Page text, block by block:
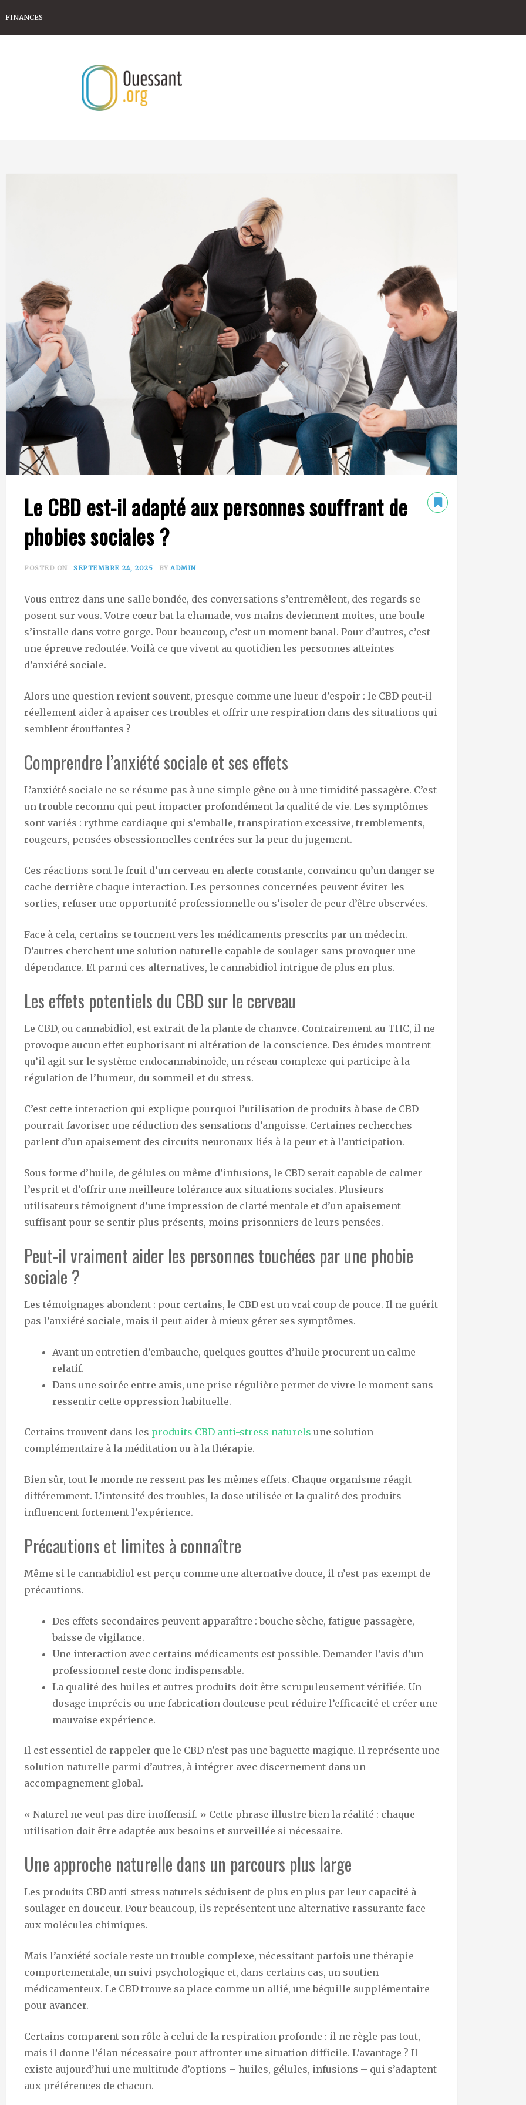
FINANCES
Le CBD est-il adapté aux personnes souffrant de
phobies sociales ?
POSTED ON SEPTEMBRE 24, 2025 BY ADMIN
Vous entrez dans une salle bondée, des conversations s’entremêlent, des regards se
posent sur vous. Votre cœur bat la chamade, vos mains deviennent moites, une boule
s’installe dans votre gorge. Pour beaucoup, c’est un moment banal. Pour d’autres, c’est
une épreuve redoutée. Voilà ce que vivent au quotidien les personnes atteintes
d’anxiété sociale.
Alors une question revient souvent, presque comme une lueur d’espoir : le CBD peut-il
réellement aider à apaiser ces troubles et offrir une respiration dans des situations qui
semblent étouffantes ?
Comprendre l’anxiété sociale et ses effets
L’anxiété sociale ne se résume pas à une simple gêne ou à une timidité passagère. C’est
un trouble reconnu qui peut impacter profondément la qualité de vie. Les symptômes
sont variés : rythme cardiaque qui s’emballe, transpiration excessive, tremblements,
rougeurs, pensées obsessionnelles centrées sur la peur du jugement.
Ces réactions sont le fruit d’un cerveau en alerte constante, convaincu qu’un danger se
cache derrière chaque interaction. Les personnes concernées peuvent éviter les
sorties, refuser une opportunité professionnelle ou s’isoler de peur d’être observées.
Face à cela, certains se tournent vers les médicaments prescrits par un médecin.
D’autres cherchent une solution naturelle capable de soulager sans provoquer une
dépendance. Et parmi ces alternatives, le cannabidiol intrigue de plus en plus.
Les effets potentiels du CBD sur le cerveau
Le CBD, ou cannabidiol, est extrait de la plante de chanvre. Contrairement au THC, il ne
provoque aucun effet euphorisant ni altération de la conscience. Des études montrent
qu’il agit sur le système endocannabinoïde, un réseau complexe qui participe à la
régulation de l’humeur, du sommeil et du stress.
C’est cette interaction qui explique pourquoi l’utilisation de produits à base de CBD
pourrait favoriser une réduction des sensations d’angoisse. Certaines recherches
parlent d’un apaisement des circuits neuronaux liés à la peur et à l’anticipation.
Sous forme d’huile, de gélules ou même d’infusions, le CBD serait capable de calmer
l’esprit et d’offrir une meilleure tolérance aux situations sociales. Plusieurs
utilisateurs témoignent d’une impression de clarté mentale et d’un apaisement
suffisant pour se sentir plus présents, moins prisonniers de leurs pensées.
Peut-il vraiment aider les personnes touchées par une phobie
sociale ?
Les témoignages abondent : pour certains, le CBD est un vrai coup de pouce. Il ne guérit
pas l’anxiété sociale, mais il peut aider à mieux gérer ses symptômes.
Avant un entretien d’embauche, quelques gouttes d’huile procurent un calme
relatif.
Dans une soirée entre amis, une prise régulière permet de vivre le moment sans
ressentir cette oppression habituelle.
Certains trouvent dans les produits CBD anti-stress naturels une solution
complémentaire à la méditation ou à la thérapie.
Bien sûr, tout le monde ne ressent pas les mêmes effets. Chaque organisme réagit
différemment. L’intensité des troubles, la dose utilisée et la qualité des produits
influencent fortement l’expérience.
Précautions et limites à connaître
Même si le cannabidiol est perçu comme une alternative douce, il n’est pas exempt de
précautions.
Des effets secondaires peuvent apparaître : bouche sèche, fatigue passagère,
baisse de vigilance.
Une interaction avec certains médicaments est possible. Demander l’avis d’un
professionnel reste donc indispensable.
La qualité des huiles et autres produits doit être scrupuleusement vérifiée. Un
dosage imprécis ou une fabrication douteuse peut réduire l’efficacité et créer une
mauvaise expérience.
Il est essentiel de rappeler que le CBD n’est pas une baguette magique. Il représente une
solution naturelle parmi d’autres, à intégrer avec discernement dans un
accompagnement global.
« Naturel ne veut pas dire inoffensif. » Cette phrase illustre bien la réalité : chaque
utilisation doit être adaptée aux besoins et surveillée si nécessaire.
Une approche naturelle dans un parcours plus large
Les produits CBD anti-stress naturels séduisent de plus en plus par leur capacité à
soulager en douceur. Pour beaucoup, ils représentent une alternative rassurante face
aux molécules chimiques.
Mais l’anxiété sociale reste un trouble complexe, nécessitant parfois une thérapie
comportementale, un suivi psychologique et, dans certains cas, un soutien
médicamenteux. Le CBD trouve sa place comme un allié, une béquille supplémentaire
pour avancer.
Certains comparent son rôle à celui de la respiration profonde : il ne règle pas tout,
mais il donne l’élan nécessaire pour affronter une situation difficile. L’avantage ? Il
existe aujourd’hui une multitude d’options – huiles, gélules, infusions – qui s’adaptent
aux préférences de chacun.